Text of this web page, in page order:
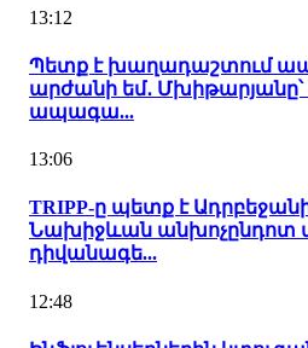
13:12
Պետք է խաղադաշտում
արժանի եմ․ Մխիթարյանը՝
ապագա...
13:06
TRIPP-ը պետք է
Նախիջևան անխոչընդոտ
դիվանագե...
12:48